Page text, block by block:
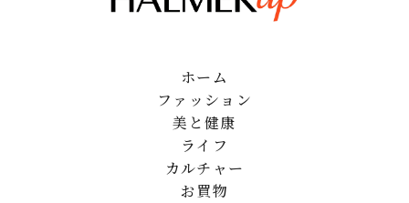
ホーム
ファッション
美と健康
ライフ
カルチャー
お買物